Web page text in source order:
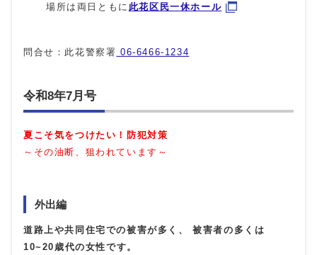
場所は両日ともに 此花区民一休ホール
問合せ：此花警察署 06-6466-1234
令和8年7月号
夏こそ気をつけたい！防犯対策
～その油断、狙われています～
外出編
道路上や共同住宅での被害が多く、 被害者の多くは
10~20歳代の女性です。